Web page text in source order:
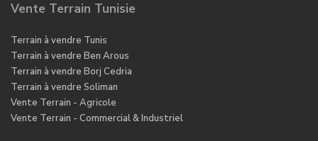
Vente Terrain Tunisie
Terrain à vendre Tunis
Terrain à vendre Ben Arous
Terrain à vendre Borj Cedria
Terrain à vendre Soliman
Vente Terrain - Agricole
Vente Terrain - Commercial & Industriel